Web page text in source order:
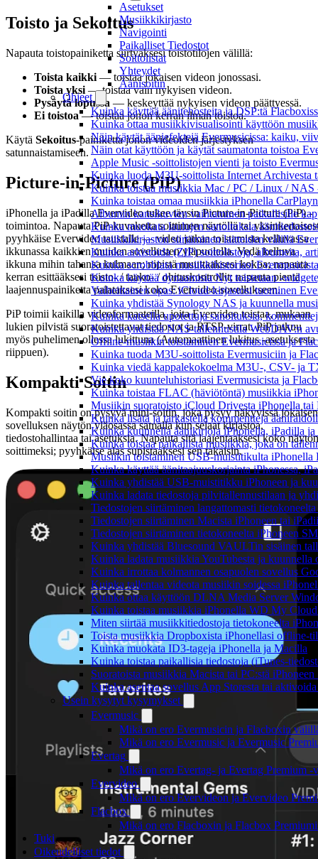
Asetukset
Musiikkikirjasto
Navigointi
Paikalliset Tiedostot
Soittolistat
Yhteydet
Äänisoitin
Ohjeet
Kuinka käyttää äänitehosteita ja DSP:tä
Kuinka ottaa musiikkivisualisointi käyttöön
Näin käytät ääniefektejä Evermusicissa: kaiku,
Näin otat käyttöön ja käytät saumatonta toistoa
Apple Music -soittolistojen vienti ja toisto
Kuinka luoda M3U-soittolista Internet Archivesta
Kuinka toistaa musiikkia Mac / PC / Linux /
Kuinka toistaa omaa musiikkia iPhonella
Albumin kansikuvien vaihtaminen paikallisille
Kuinka muokata laulujen sanoituksia
Musiikkikirjaston siirtäminen laitteiden välillä
Kuinka arkistoida (ZIP) soittolistoja, albumeita,
Kuinka scrobblata musiikkihistoriasi
Kuinka käyttää dynaamisia Nyt toistetaan -
Vaiheittainen opas: iCloud-kirjastosi tuominen
Kuinka yhdistää Synology NAS ja kuunnella
Kuinka katsella upotettuja sanoituksia,
Kuinka yhdistää NAS-tallennustila WebDAV:n
Offline-musiikin toistaminen Evermusicissa ja
Kuinka tuoda M3U-soittolista Evermusiciin ja
Kuinka viedä kappalekokoelma M3U-, CSV- ja
Vie koko kuunteluhistoriasi Evermusicista ja
Kuinka toistaa FLAC (häviötöntä) musiikkia
Musiikin suoratoisto iCloud Drivesta iPhonella tai
Kuinka lisätä ja tarkastella kommentteja
Kuinka kuunnella äänikirjoja iPhonella, iPadilla
Kuinka toistaa paikallista musiikkia, joka on
Musiikin toistaminen USB-muistitikulta
Kuinka käyttää äänitaajuuskorjainta iPhonessa,
Kuinka yhdistää USB-muistitikku iPhoneen ja
Kuinka ladata tiedostoja pilvitallennustilaan ja
Tiedostojen siirtäminen langattomasti
Tiedostojen siirtäminen Macista iPhoneen tai
Tiedostojen siirtäminen tietokoneelta iPhoneen
Kuinka yhdistää Bluesound VAULTin sisäinen
Kuinka ladata musiikkia YouTubesta ja
Kuinka irrottaa kolmannen osapuolen sovellus
Kuinka tallentaa videota musiikin soidessa
Kuinka ottaa käyttöön DLNA Media Server
Kuinka toistaa musiikkia iPhonella WD My
Miten siirtää musiikkitiedostoja tietokoneelta
Toista musiikkia Dropboxista iPhonellasi offline-
Kuinka muokata ID3-tageja iPhonella ja Macilla
Kuinka toistaa paikallisia tiedostoja (iTunes-
Suoratoista musiikkia Macista tai PC:stä
Kuinka asentaa sovellus App Storesta tai
Usein kysytyt kysymykset
Evermusic
Mikä on ero Evermusicin ja Flacboxin
Mikä on ero Evermusic ja Evermusic
Evertag
Mikä on ero Evertag- ja Evertag Premium -
Evervideo
Mikä on ero Evervideon ja Evervideo
Flacbox
Mikä on ero Flacboxin ja Flacbox
Tuki
Oikeudelliset tiedot
Toisto ja Sekoitus
Napauta toistopainiketta siirtyäksesi toistotilojen välillä:
Toista kaikki — toistaa jokaisen videon jonossasi.
Toista yksi — toistaa vain nykyisen videon.
Pysäytä lopussa — keskeyttää nykyisen videon päättyessä.
Ei toistoa— toistaa jonon kerran ilman toistoa.
Käytä Sekoitus-painiketta jonon videoiden järjestyksen
satunnaistamiseen.
Picture-in-Picture (PiP)
iPhonella ja iPadilla Evervideo tukee täysin Picture-in-Picture (PiP) -
toimintoa. Napauta PiP-kuvaketta soittimen näytöllä tai
pyyhkäise Evervideo taustalle — video jatkaa toistamista kelluvassa
ikkunassa kaikkien muiden sovellusten yläpuolella. Vedä kelluva
ikkuna mihin tahansa kulmaan; nipistä muuttaaksesi kokoa; napauta
kerran esittääksesi toisto- / tauko- / ohituskontrollit; napauta pientä
laajennuspainiketta palataksesi koko Evervideo-sovellukseen.
PiP toimii kaikilla videoformaateilla, joita Evervideo toistaa, mukaan
lukien pilvistä suoratoistettavat tiedostot ja RTSP-virrat. PiP jatkuu
myös puhelimen ollessa lukittuna (Automaattinen lukitus -asetuksesta
riippuen).
Kompakti Soitin
Kompakti soitin on pysyvä mini-soitin, joka pysyy näkyvissä jokaisen
sovelluksen näytön yläosassa samalla kun selaat kirjastoa,
tiedostohallintaa tai asetuksia. Napauta sitä laajentaaksesi koko näytön
soittimeksi; pyyhkäise alas supistaaksesi sen takaisin.